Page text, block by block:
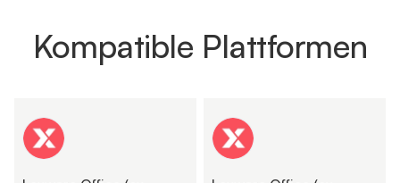
Kompatible Plattformen